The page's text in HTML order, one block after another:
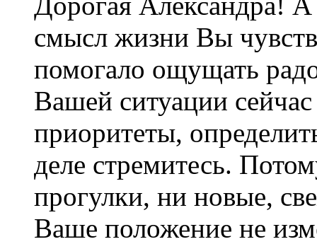
смысл жизни Вы
помогало ощущать
Вашей ситуации
приоритеты,
деле стремитесь.
прогулки, ни новые,
Ваше положение не